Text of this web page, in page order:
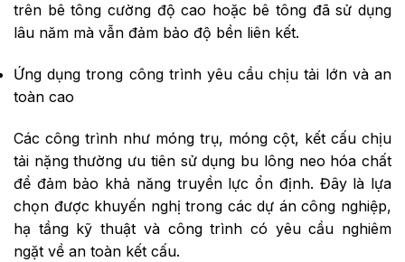
trên bê tông cường độ cao hoặc bê tông đã sử dụng
lâu năm mà vẫn đảm bảo độ bền liên kết.
Ứng dụng trong công trình yêu cầu chịu tải lớn và an
toàn cao
Các công trình như móng trụ, móng cột, kết cấu chịu
tải nặng thường ưu tiên sử dụng bu lông neo hóa chất
để đảm bảo khả năng truyền lực ổn định. Đây là lựa
chọn được khuyến nghị trong các dự án công nghiệp,
hạ tầng kỹ thuật và công trình có yêu cầu nghiêm
ngặt về an toàn kết cấu.